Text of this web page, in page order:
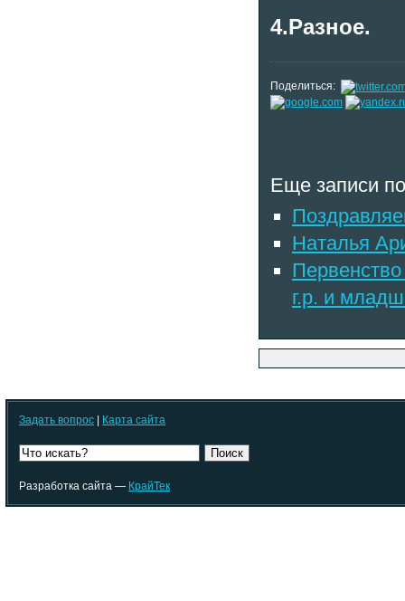
4.Разное.
Поделиться:
Еще записи
Наталья
г.р. и
Задать вопрос | Карта сайта
Поиск
Разработка сайта — КрайТек